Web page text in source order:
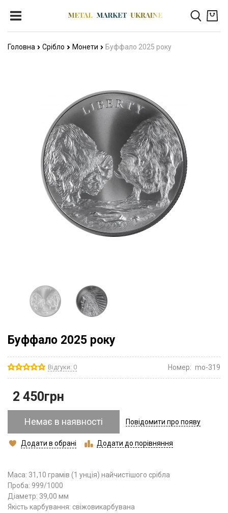
Головна Срібло Монети Буффало 2025 року
Буффало 2025 року
Відгуки: 0 Номер: mo-319
2 450грн
Немає в наявності Повідомити про появу
Додати в обрані Додати до порівняння
Маса: 31,10 грамів (1 унція) найчистішого срібла
Проба: 999/1000
Діаметр: 39,00 мм
Якість карбування: свіжовикарбувана